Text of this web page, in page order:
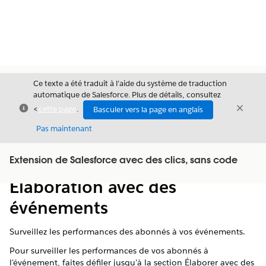
Fermer
Ce texte a été traduit à l’aide du système de traduction
automatique de Salesforce. Plus de détails, consultez
<cette page .
Basculer vers la page en anglais
Pas maintenant
Fermer
Extension de Salesforce avec des clics, sans code
Afficher la table des matières
Table des
Élaboration avec des
événements
Surveillez les performances des abonnés à vos événements.
Pour surveiller les performances de vos abonnés à
l'événement, faites défiler jusqu'à la section Élaborer avec des